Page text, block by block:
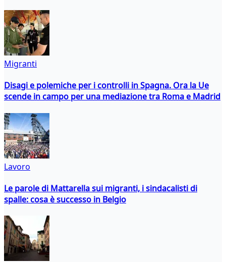
Migranti
Disagi e polemiche per i controlli in Spagna. Ora la Ue
scende in campo per una mediazione tra Roma e Madrid
Lavoro
Le parole di Mattarella sui migranti, i sindacalisti di
spalle: cosa è successo in Belgio